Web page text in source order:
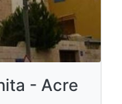
- Acre